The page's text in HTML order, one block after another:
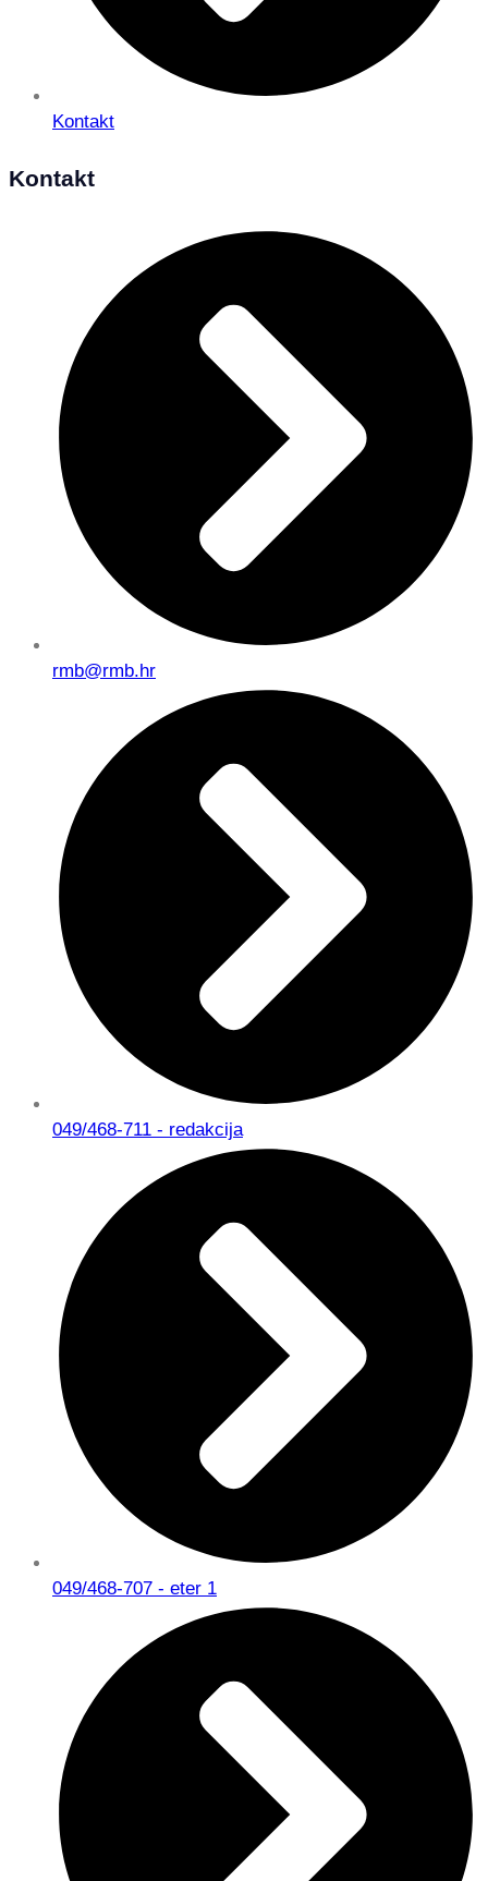
Kontakt
Kontakt
rmb@rmb.hr
049/468-711 - redakcija
049/468-707 - eter 1